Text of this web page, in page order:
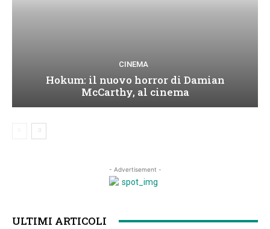
CINEMA
Hokum: il nuovo horror di Damian
McCarthy, al cinema
- Advertisement -
ULTIMI ARTICOLI